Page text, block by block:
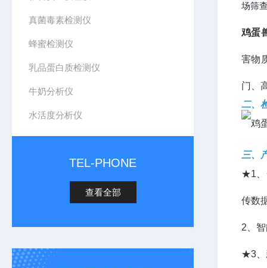
真菌毒素检测仪
蜂蜜检测仪
乳品蛋白质检测仪
牛奶分析仪
水活度分析仪
TEL-PHONE
查看全部
场筛
鸡蛋
害物
门、
二、
三、
★1、
传数
2、
★3、